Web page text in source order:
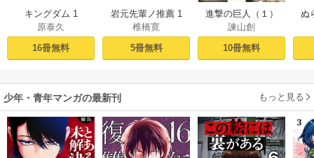
キングダム 1
原泰久
16冊無料
岩元先輩ノ推薦 1
椎橋寛
5冊無料
進撃の巨人（１）
諫山創
10冊無料
ぬ
少年・青年マンガの最新刊 もっと見る